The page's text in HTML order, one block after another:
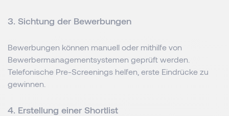
3. Sichtung der Bewerbungen
Bewerbungen können manuell oder mithilfe von
Bewerbermanagementsystemen geprüft werden.
Telefonische Pre-Screenings helfen, erste Eindrücke zu
gewinnen.
4. Erstellung einer Shortlist